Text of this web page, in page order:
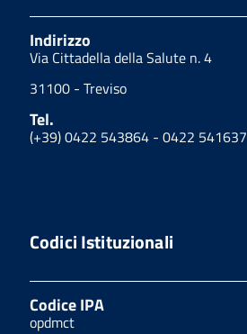
Indirizzo
Via Cittadella della Salute n. 4
31100 - Treviso
Tel.
(+39) 0422 543864 - 0422 541637
Codici Istituzionali
Codice IPA
opdmct